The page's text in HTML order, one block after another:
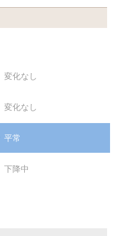
変化なし
変化なし
平常
下降中